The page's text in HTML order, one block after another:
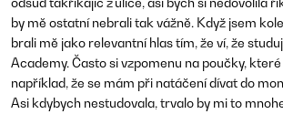
by mě ostatní nebrali tak vážně. Když jsem
brali mě jako relevantní hlas tím, že ví, že
Academy. Často si vzpomenu na poučky,
například, že se mám při natáčení dívat do
Asi kdybych nestudovala, trvalo by mi to